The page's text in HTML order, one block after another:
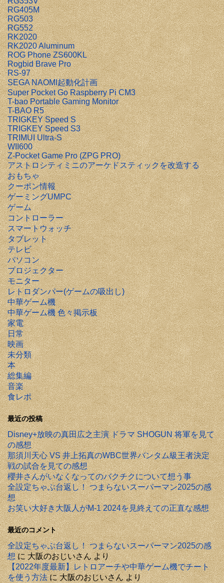
RG405M
RG503
RG552
RK2020
RK2020 Aluminum
ROG Phone ZS600KL
Rogbid Brave Pro
RS-97
SEGA NAOMI起動化計画
Super Pocket Go Raspberry Pi CM3
T-bao Portable Gaming Monitor
T-BAO R5
TRIGKEY Speed S
TRIGKEY Speed S3
TRIMUI Ultra-S
WII600
Z-Pocket Game Pro (ZPG PRO)
アストロシティミニのアーケドスティックを改造する
おもちゃ
クーポン情報
ゲーミングUMPC
ゲーム
コントローラー
スマートウォッチ
タブレット
テレビ
パソコン
プロジェクター
モニター
レトロダンパー(ゲームの吸出し)
中華ゲーム機
中華ゲーム機 色々掲示板
家電
日常
映画
未分類
本
総集編
音楽
食レポ
最近の投稿
Disney+放映の真田広之主演 ドラマ SHOGUN 将軍を見て
の感想
那須川天心 VS 井上拓真のWBC世界バンタム級王者決定
戦の試合を見ての感想
櫻井さんがいなくなってのバクチクについて想う事
全設定ちゃぶ台返し！ つまらないスーパーマン2025の感
想
お笑い大好き大阪人がM-1 2024を見終えての正直な感想
最近のコメント
全設定ちゃぶ台返し！ つまらないスーパーマン2025の感
想に大阪のおじいさんより
【2022年度最新】レトロアーチや中華ゲーム機でチート
を使う方法に大阪のおじいさんより